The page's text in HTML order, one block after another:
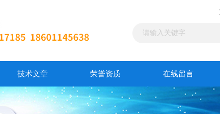
技术文章 荣誉资质 在线留言